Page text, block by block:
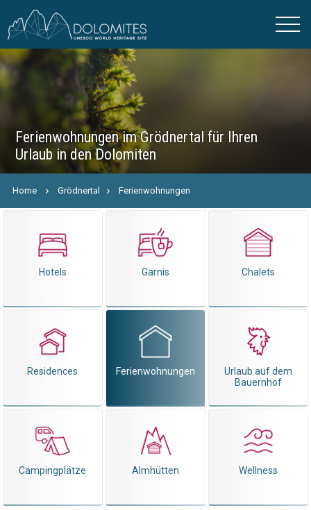
Ferienwohnungen im Grödnertal für Ihren
Urlaub in den Dolomiten
Home Grödnertal Ferienwohnungen
Hotels Garnis Chalets
Residences Ferienwohnungen
Urlaub auf dem
Bauernhof
Campingplätze Almhütten Wellness